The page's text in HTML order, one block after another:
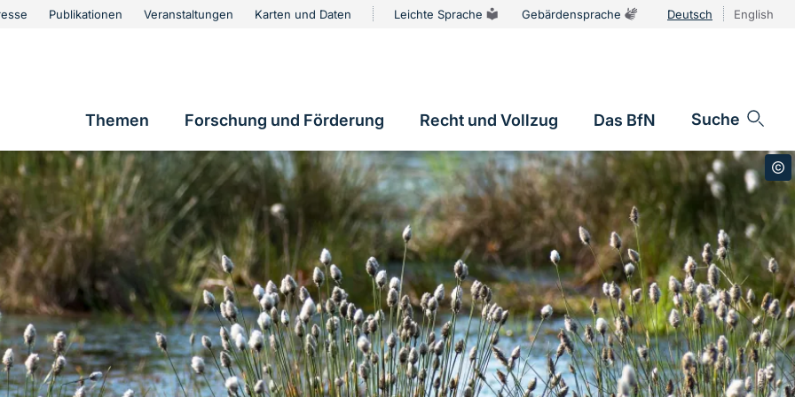
Publikationen Veranstaltungen Karten und Daten Leichte Sprache Gebärdensprache Deutsch English
Hauptnavigation
Themen Forschung und Förderung Recht und Vollzug Das BfN Suche